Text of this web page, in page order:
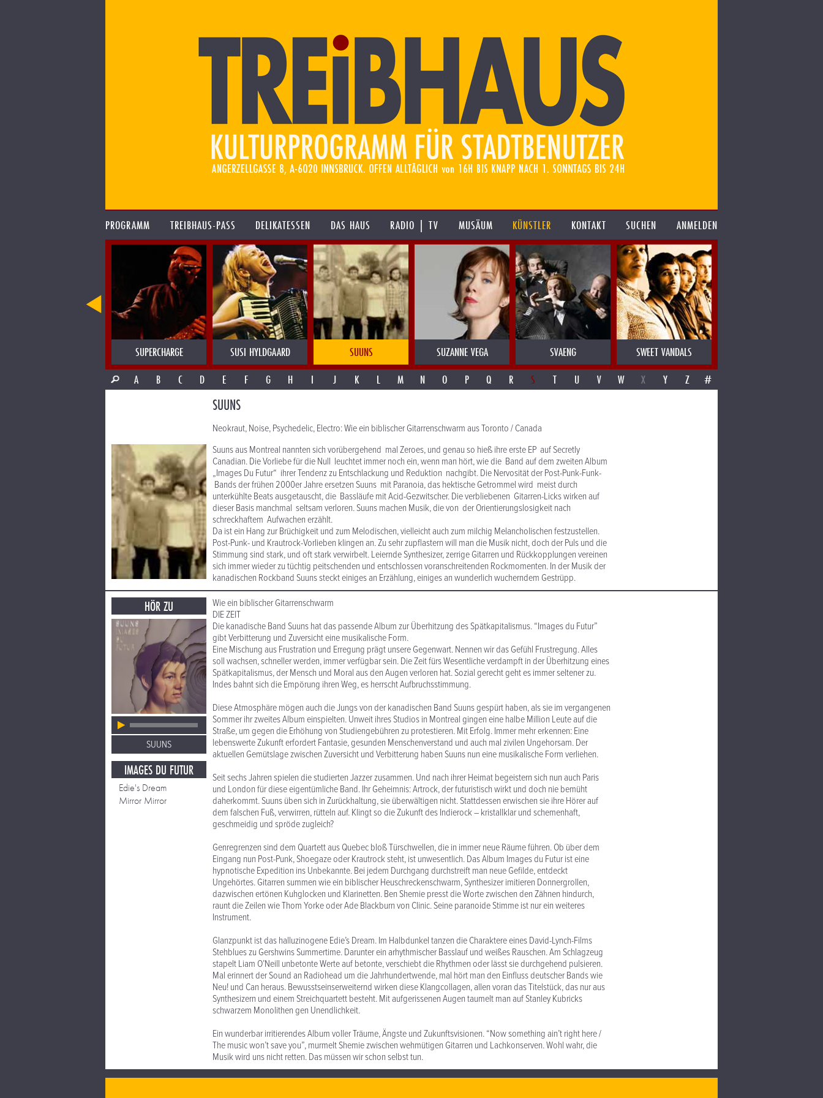
PROGRAMM TREIBHAUS-PASS DELIKATESSEN DAS HAUS RADIO | TV MUSÄUM KÜNSTLER KONTAKT SUCHEN ANMELDEN
SUPERCHARGE SUSI HYLDGAARD SUUNS SUZANNE VEGA SVAENG
SWEET VANDALS
A
B C D E F G H I J K L M N O P Q R S T U V W X Y Z #
SUUNS
Neokraut, Noise, Psychedelic, Electro: Wie ein biblischer Gitarrenschwarm aus Toronto / Canada
Suuns aus Montreal nannten sich vorübergehend mal Zeroes, und genau so hieß ihre erste EP auf Secretly
Canadian. Die Vorliebe für die Null leuchtet immer noch ein, wenn man hört, wie die Band auf dem zweiten Album
„Images Du Futur“ ihrer Tendenz zu Entschlackung und Reduktion nachgibt. Die Nervosität der Post-Punk-Funk-
Bands der frühen 2000er Jahre ersetzen Suuns mit Paranoia, das hektische Getrommel wird meist durch
unterkühlte Beats ausgetauscht, die Bassläufe mit Acid-Gezwitscher. Die verbliebenen Gitarren-Licks wirken auf
dieser Basis manchmal seltsam verloren. Suuns machen Musik, die von der Orientierungslosigkeit nach
schreckhaftem Aufwachen erzählt.
Da ist ein Hang zur Brüchigkeit und zum Melodischen, vielleicht auch zum milchig Melancholischen festzustellen.
Post-Punk- und Krautrock-Vorlieben klingen an. Zu sehr zupflastern will man die Musik nicht, doch der Puls und die
Stimmung sind stark, und oft stark verwirbelt. Leiernde Synthesizer, zerrige Gitarren und Rückkopplungen vereinen
sich immer wieder zu tüchtig peitschenden und entschlossen voranschreitenden Rockmomenten. In der Musik der
kanadischen Rockband Suuns steckt einiges an Erzählung, einiges an wunderlich wucherndem Gestrüpp.
HÖR ZU
SUUNS
IMAGES DU FUTUR
Edie's Dream
Mirror Mirror
Wie ein biblischer Gitarrenschwarm
DIE ZEIT
Die kanadische Band Suuns hat das passende Album zur Überhitzung des Spätkapitalismus. “Images du Futur”
gibt Verbitterung und Zuversicht eine musikalische Form.
Eine Mischung aus Frustration und Erregung prägt unsere Gegenwart. Nennen wir das Gefühl Frustregung. Alles
soll wachsen, schneller werden, immer verfügbar sein. Die Zeit fürs Wesentliche verdampft in der Überhitzung eines
Spätkapitalismus, der Mensch und Moral aus den Augen verloren hat. Sozial gerecht geht es immer seltener zu.
Indes bahnt sich die Empörung ihren Weg, es herrscht Aufbruchsstimmung.
Diese Atmosphäre mögen auch die Jungs von der kanadischen Band Suuns gespürt haben, als sie im vergangenen
Sommer ihr zweites Album einspielten. Unweit ihres Studios in Montreal gingen eine halbe Million Leute auf die
Straße, um gegen die Erhöhung von Studiengebühren zu protestieren. Mit Erfolg. Immer mehr erkennen: Eine
lebenswerte Zukunft erfordert Fantasie, gesunden Menschenverstand und auch mal zivilen Ungehorsam. Der
aktuellen Gemütslage zwischen Zuversicht und Verbitterung haben Suuns nun eine musikalische Form verliehen.
Seit sechs Jahren spielen die studierten Jazzer zusammen. Und nach ihrer Heimat begeistern sich nun auch Paris
und London für diese eigentümliche Band. Ihr Geheimnis: Artrock, der futuristisch wirkt und doch nie bemüht
daherkommt. Suuns üben sich in Zurückhaltung, sie überwältigen nicht. Stattdessen erwischen sie ihre Hörer auf
dem falschen Fuß, verwirren, rütteln auf. Klingt so die Zukunft des Indierock – kristallklar und schemenhaft,
geschmeidig und spröde zugleich?
Genregrenzen sind dem Quartett aus Quebec bloß Türschwellen, die in immer neue Räume führen. Ob über dem
Eingang nun Post-Punk, Shoegaze oder Krautrock steht, ist unwesentlich. Das Album Images du Futur ist eine
hypnotische Expedition ins Unbekannte. Bei jedem Durchgang durchstreift man neue Gefilde, entdeckt
Ungehörtes. Gitarren summen wie ein biblischer Heuschreckenschwarm, Synthesizer imitieren Donnergrollen,
dazwischen ertönen Kuhglocken und Klarinetten. Ben Shemie presst die Worte zwischen den Zähnen hindurch,
raunt die Zeilen wie Thom Yorke oder Ade Blackburn von Clinic. Seine paranoide Stimme ist nur ein weiteres
Instrument.
Glanzpunkt ist das halluzinogene Edie’s Dream. Im Halbdunkel tanzen die Charaktere eines David-Lynch-Films
Stehblues zu Gershwins Summertime. Darunter ein arhythmischer Basslauf und weißes Rauschen. Am Schlagzeug
stapelt Liam O’Neill unbetonte Werte auf betonte, verschiebt die Rhythmen oder lässt sie durchgehend pulsieren.
Mal erinnert der Sound an Radiohead um die Jahrhundertwende, mal hört man den Einfluss deutscher Bands wie
Neu! und Can heraus. Bewusstseinserweiternd wirken diese Klangcollagen, allen voran das Titelstück, das nur aus
Synthesizern und einem Streichquartett besteht. Mit aufgerissenen Augen taumelt man auf Stanley Kubricks
schwarzem Monolithen gen Unendlichkeit.
Ein wunderbar irritierendes Album voller Träume, Ängste und Zukunftsvisionen. “Now something ain’t right here /
The music won’t save you”, murmelt Shemie zwischen wehmütigen Gitarren und Lachkonserven. Wohl wahr, die
Musik wird uns nicht retten. Das müssen wir schon selbst tun.